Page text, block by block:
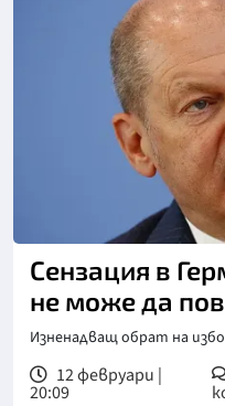
Сензация в
не може да
Изненадващ обрат на
12 февруари |
20:09